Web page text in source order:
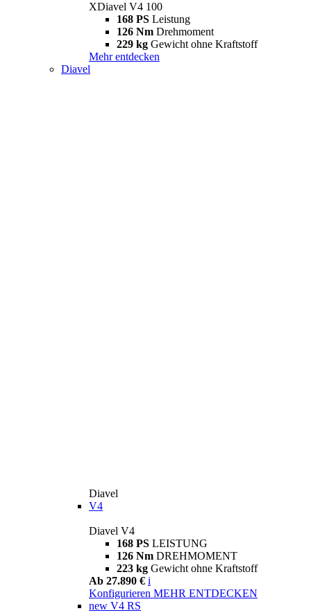
XDiavel V4 100
168 PS Leistung
126 Nm Drehmoment
229 kg Gewicht ohne Kraftstoff
Mehr entdecken
Diavel
Diavel
V4
Diavel V4
168 PS LEISTUNG
126 Nm DREHMOMENT
223 kg Gewicht ohne Kraftstoff
Ab 27.890 € i
Konfigurieren MEHR ENTDECKEN
new V4 RS